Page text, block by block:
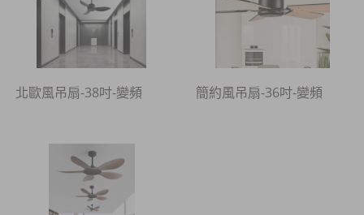
北歐風吊扇-38吋-變頻 簡約風吊扇-36吋-變頻